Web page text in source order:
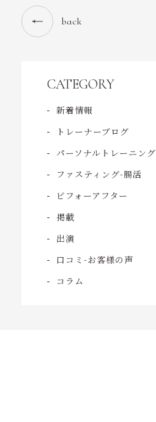
back
CATEGORY
新着情報
トレーナーブログ
パーソナルトレーニング
ファスティング-腸活
ビフォーアフター
掲載
出演
口コミ-お客様の声
コラム